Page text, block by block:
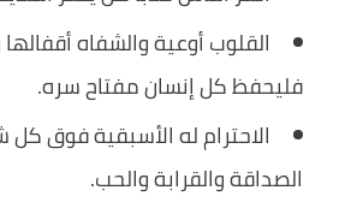
القلوب أوعية والشفاه
فليحفظ كل إنسان مفتاح سره.
الاحترام له الأسبقية فوق
الصداقة والقرابة والحب.